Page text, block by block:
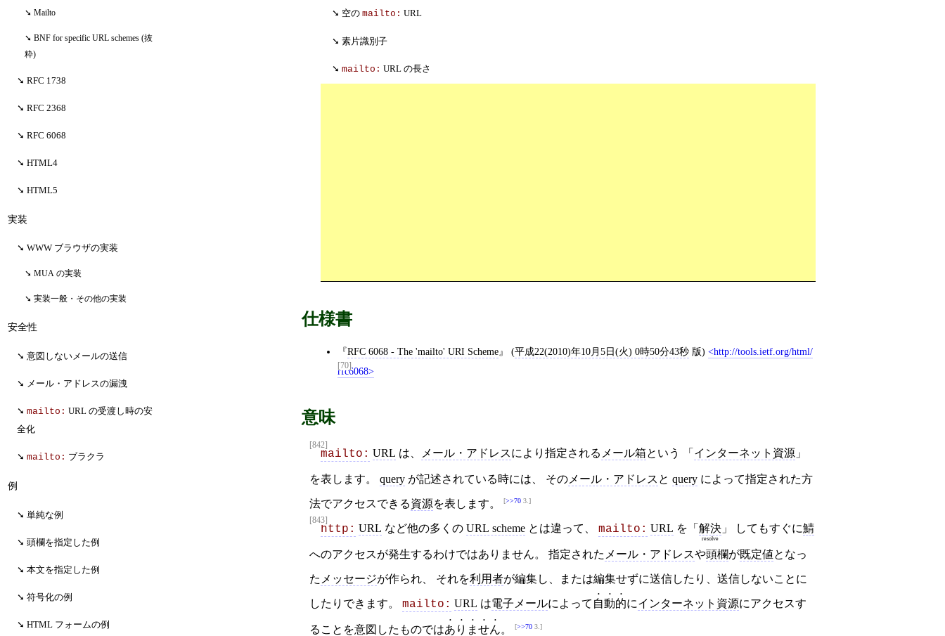
空の mailto: URL
素片識別子
mailto: URL の長さ
仕様書
[70]
RFC 6068 - The 'mailto' URI Scheme (平成22(2010)年10月5日(火) 0時50分43秒 版)
http://tools.ietf.org/html/
rfc6068
意味
[842]
mailto: URL は、 メール・アドレスにより指定される メール箱という 「 インターネット資源 」
を表します。 query が記述されている時には、 その メール・アドレス と query によって指定された方
法でアクセスできる資源を表します。 >>70 3.
[843]
http: URL など他の多くの URL scheme とは違って、 mailto: URL を「 解決
resolve
」 してもすぐに鯖
へのアクセスが発生するわけではありません。 指定された メール・アドレスや頭欄が既定値となっ
た メッセージが作られ、 それを利用者が編集し、または編集せずに送信したり、送信しないことに
したりできます。 mailto: URL は電子メールによって 自動的にインターネット資源にアクセスす
ることを意図したものではありません。 >>70 3.
Mailto
BNF for specific URL schemes (抜
粋)
RFC 1738
RFC 2368
RFC 6068
HTML4
HTML5
実装
WWW ブラウザの実装
MUA の実装
実装一般・その他の実装
安全性
意図しないメールの送信
メール・アドレスの漏洩
mailto: URL の受渡し時の安
全化
mailto: ブラクラ
例
単純な例
頭欄を指定した例
本文を指定した例
符号化の例
HTML フォームの例